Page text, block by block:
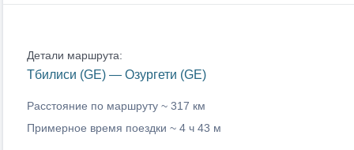
Детали маршрута:
Тбилиси (GE) — Озургети (GE)
Расстояние по маршруту ~ 317 км
Примерное время поездки ~ 4 ч 43 м